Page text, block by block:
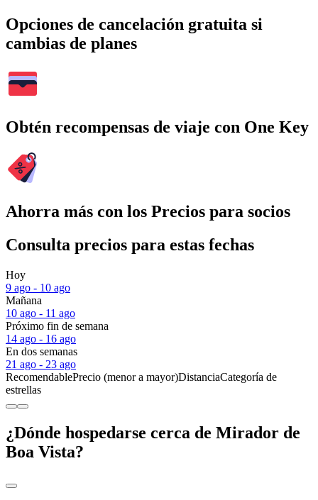
Opciones de cancelación gratuita si
cambias de planes
Obtén recompensas de viaje con One Key
Ahorra más con los Precios para socios
Consulta precios para estas fechas
Hoy
9 ago - 10 ago
Mañana
10 ago - 11 ago
Próximo fin de semana
14 ago - 16 ago
En dos semanas
21 ago - 23 ago
RecomendablePrecio (menor a mayor)DistanciaCategoría de
estrellas
¿Dónde hospedarse cerca de Mirador de
Boa Vista?